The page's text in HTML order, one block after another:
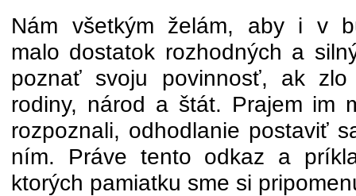
Nám všetkým želám, aby i v
malo dostatok rozhodných a
poznať svoju povinnosť, ak
rodiny, národ a štát. Prajem im
rozpoznali, odhodlanie postaviť
ním. Práve tento odkaz a
ktorých pamiatku sme si